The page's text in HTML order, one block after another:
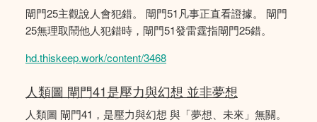
閘門25主觀說人會犯錯。 閘門51凡事正直看證據。 閘門
25無理取鬧他人犯錯時，閘門51發雷霆指閘門25錯。
hd.thiskeep.work/content/3468
人類圖 閘門41是壓力與幻想 並非夢想
人類圖 閘門41，是壓力與幻想 與「夢想、未來」無關。